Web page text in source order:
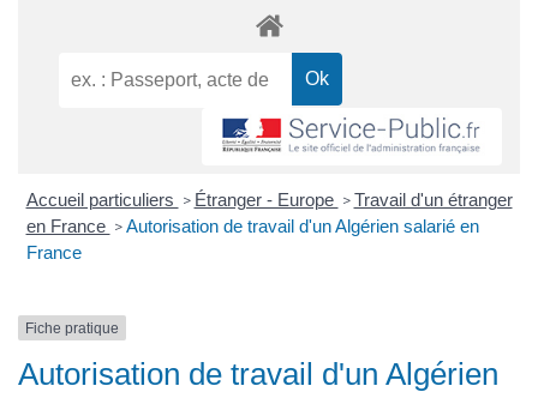
Accueil particuliers > Étranger - Europe > Travail d'un étranger
en France > Autorisation de travail d'un Algérien salarié en
France
Fiche pratique
Autorisation de travail d'un Algérien